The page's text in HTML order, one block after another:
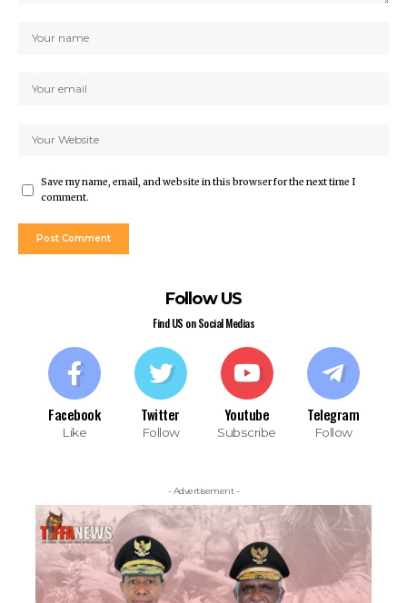
Save my name, email, and website in this browser for the next time I
comment.
Follow US
Find US on Social Medias
Facebook
Like
Twitter
Follow
Youtube
Subscribe
Telegram
Follow
- Advertisement -